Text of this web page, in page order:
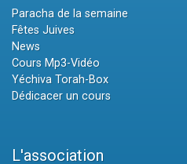
Paracha de la semaine
Fêtes Juives
News
Cours Mp3-Vidéo
Yéchiva Torah-Box
Dédicacer un cours
L'association